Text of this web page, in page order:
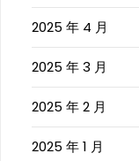
2025 年 4 月
2025 年 3 月
2025 年 2 月
2025 年 1 月